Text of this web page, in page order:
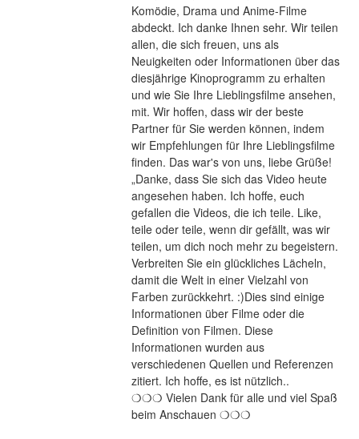
Komödie, Drama und Anime-Filme
abdeckt. Ich danke Ihnen sehr. Wir teilen
allen, die sich freuen, uns als
Neuigkeiten oder Informationen über das
diesjährige Kinoprogramm zu erhalten
und wie Sie Ihre Lieblingsfilme ansehen,
mit. Wir hoffen, dass wir der beste
Partner für Sie werden können, indem
wir Empfehlungen für Ihre Lieblingsfilme
finden. Das war's von uns, liebe Grüße!
„Danke, dass Sie sich das Video heute
angesehen haben. Ich hoffe, euch
gefallen die Videos, die ich teile. Like,
teile oder teile, wenn dir gefällt, was wir
teilen, um dich noch mehr zu begeistern.
Verbreiten Sie ein glückliches Lächeln,
damit die Welt in einer Vielzahl von
Farben zurückkehrt. :)Dies sind einige
Informationen über Filme oder die
Definition von Filmen. Diese
Informationen wurden aus
verschiedenen Quellen und Referenzen
zitiert. Ich hoffe, es ist nützlich..
❍❍❍ Vielen Dank für alle und viel Spaß
beim Anschauen ❍❍❍